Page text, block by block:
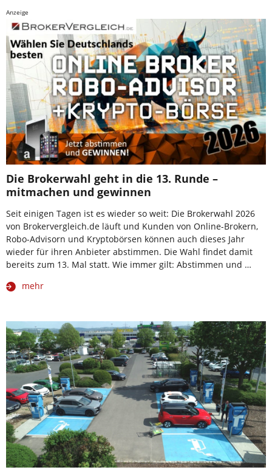
Anzeige
Die Brokerwahl geht in die 13. Runde –
mitmachen und gewinnen
Seit einigen Tagen ist es wieder so weit: Die Brokerwahl 2026
von Brokervergleich.de läuft und Kunden von Online-Brokern,
Robo-Advisorn und Kryptobörsen können auch dieses Jahr
wieder für ihren Anbieter abstimmen. Die Wahl findet damit
bereits zum 13. Mal statt. Wie immer gilt: Abstimmen und …
mehr